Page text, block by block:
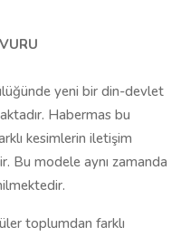
yeni bir din-devlet
Habermas bu
kesimlerin iletişim
Bu modele aynı zamanda
toplumdan farklı